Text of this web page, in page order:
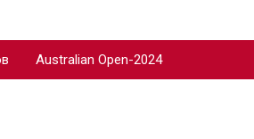
Australian Open-2024